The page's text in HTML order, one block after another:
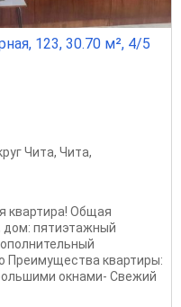
123, 30.70 м², 4/5
Чита, Чита,
квартира! Общая
пятиэтажный
Преимущества квартиры:
окнами- Свежий